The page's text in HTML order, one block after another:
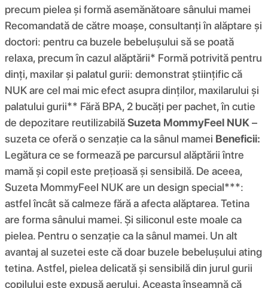
precum pielea și formă asemănătoare sânului mamei
Recomandată de către moașe, consultanți în alăptare și
doctori: pentru ca buzele bebelușului să se poată
relaxa, precum în cazul alăptării* Formă potrivită pentru
dinți, maxilar și palatul gurii: demonstrat științific că
NUK are cel mai mic efect asupra dinților, maxilarului și
palatului gurii** Fără BPA, 2 bucăți per pachet, în cutie
de depozitare reutilizabilăSuzeta MommyFeel NUK–
suzeta ce oferă o senzație ca la sânul mamei Beneficii:
Legătura ce se formează pe parcursul alăptării între
mamă și copil este prețioasă și sensibilă. De aceea,
Suzeta MommyFeel NUK are un design special***:
astfel încât să calmeze fără a afecta alăptarea. Tetina
are forma sânului mamei. Și siliconul este moale ca
pielea. Pentru o senzație ca la sânul mamei. Un alt
avantaj al suzetei este că doar buzele bebelușului ating
tetina. Astfel, pielea delicată și sensibilă din jurul gurii
copilului este expusă aerului. Aceasta înseamnă că